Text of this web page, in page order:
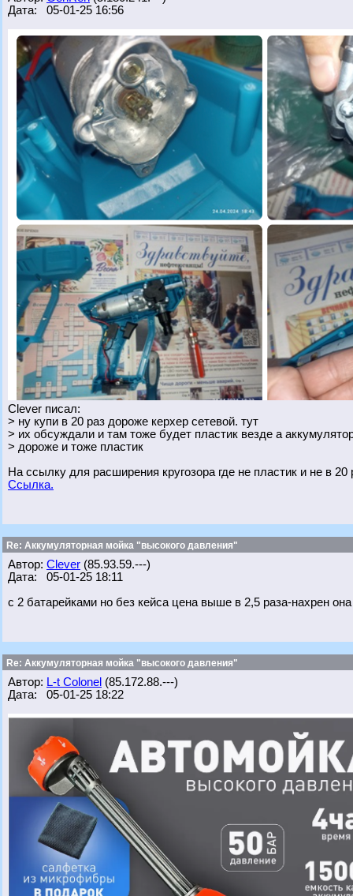
Дата: 05-01-25 16:56
Clever писал:
> ну купи в 20 раз дороже керхер сетевой. тут
> их обсуждали и там тоже будет пластик везде а
> дороже и тоже пластик
На ссылку для расширения кругозора где не пластик и не в 20
Ссылка.
Re: Аккумуляторная мойка "высокого давления"
Автор: Clever (85.93.59.---)
Дата: 05-01-25 18:11
с 2 батарейками но без кейса цена выше в 2,5 раза-нахрен
Re: Аккумуляторная мойка "высокого давления"
Автор: L-t Colonel (85.172.88.---)
Дата: 05-01-25 18:22